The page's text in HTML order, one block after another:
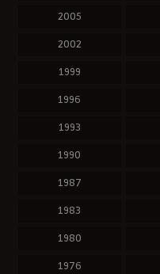
2005
2002
1999
1996
1993
1990
1987
1983
1980
1976